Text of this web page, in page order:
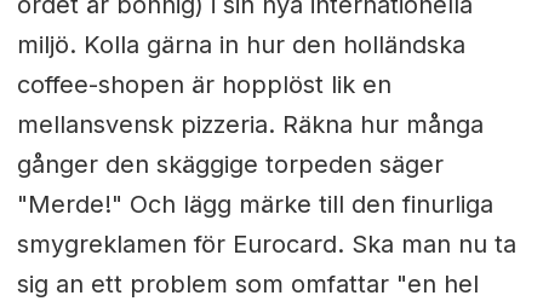
miljö. Kolla gärna in hur den holländska
coffee-shopen är hopplöst lik en
mellansvensk pizzeria. Räkna hur många
gånger den skäggige torpeden säger
"Merde!" Och lägg märke till den finurliga
smygreklamen för Eurocard. Ska man nu ta
sig an ett problem som omfattar "en hel